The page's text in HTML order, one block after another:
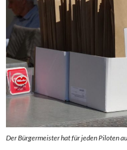
Der Bürgermeister hat für jeden Piloten